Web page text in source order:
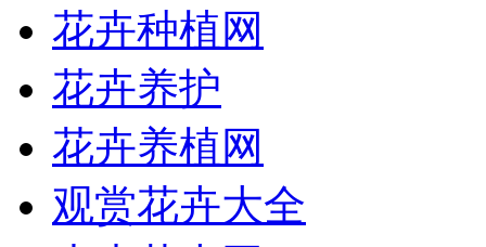
花卉种植网
花卉养护
花卉养植网
观赏花卉大全